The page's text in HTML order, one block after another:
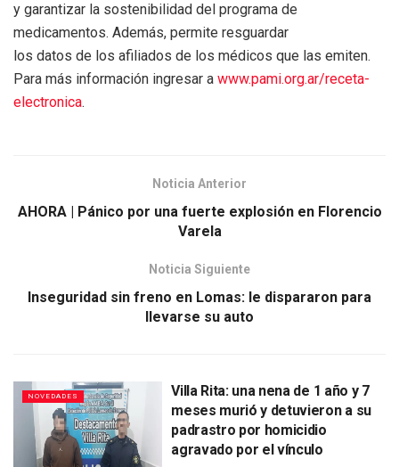
y garantizar la sostenibilidad del programa de
medicamentos. Además, permite resguardar
los datos de los afiliados de los médicos que las emiten.
Para más información ingresar a www.pami.org.ar/receta-
electronica.
Noticia Anterior
AHORA | Pánico por una fuerte explosión en Florencio
Varela
Noticia Siguiente
Inseguridad sin freno en Lomas: le dispararon para
llevarse su auto
NOVEDADES
Villa Rita: una nena de 1 año y 7
meses murió y detuvieron a su
padrastro por homicidio
agravado por el vínculo